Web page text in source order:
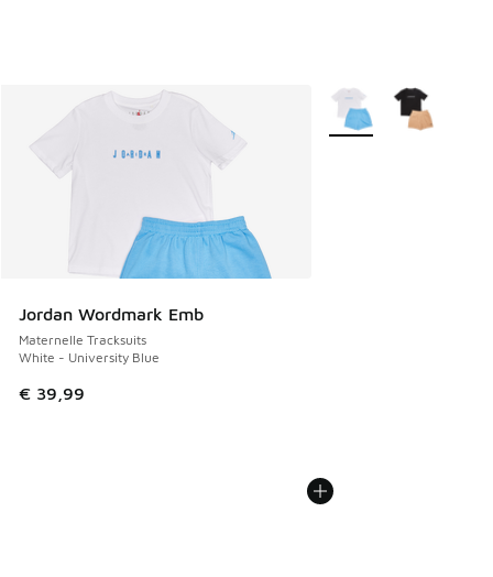
Jordan Wordmark Emb
Maternelle Tracksuits
White - University Blue
€ 39,99
Plus de couleurs